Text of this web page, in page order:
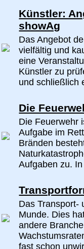
Künstler:
showAg
Das Angebot
vielfältig und
eine
Künstler zu
und schließlich
Die
Die Feuerwehr
Aufgabe im
Bränden
Aufgaben zu.
Das Transport-
Munde. Dies
andere
fast schon